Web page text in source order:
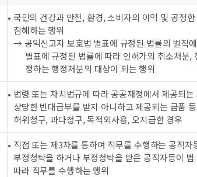
• 국민의 건강과 안전, 환경, 소비자의 이익 및 공정
침해하는 행위
→ 공익신고자 보호법 별표에 규정된 법률의 벌칙
별표에 규정된 법률에 따라 인허가의 취소처분,
정하는 행정처분의 대상이 되는 행위
• 법령 또는 자치법규에 따라 공공재정에서 제공되는
상당한 반대급부를 받지 아니하고 제공되는 금품
허위청구, 과다청구, 목적외사용, 오지급한 경우
• 직접 또는 제3자를 통하여 직무를 수행하는 공직
부정청탁을 하거나 부정청탁을 받은 공직자등이
따라 직무를 수행하는 행위